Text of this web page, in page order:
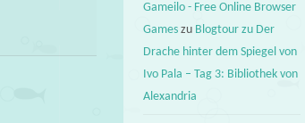
Gameilo - Free Online Browser
Games zu Blogtour zu Der
Drache hinter dem Spiegel von
Ivo Pala – Tag 3: Bibliothek von
Alexandria